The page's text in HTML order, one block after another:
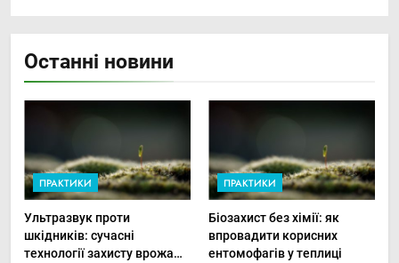
Останні новини
ПРАКТИКИ
Ультразвук проти
шкідників: сучасні
технології захисту врожаю
ПРАКТИКИ
Біозахист без хімії: як
впровадити корисних
ентомофагів у теплиці